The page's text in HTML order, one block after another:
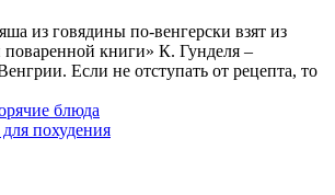
из говядины по-венгерски взят из
поваренной книги» К. Гунделя –
Если не отступать от рецепта, то
блюда